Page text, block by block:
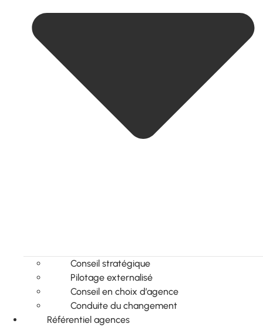
Conseil stratégique
Pilotage externalisé
Conseil en choix d’agence
Conduite du changement
Référentiel agences